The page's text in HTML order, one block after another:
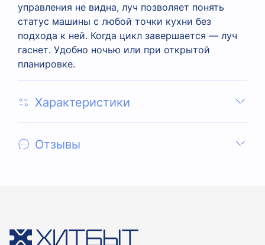
управления не видна, луч позволяет понять
статус машины с любой точки кухни без
подхода к ней. Когда цикл завершается — луч
гаснет. Удобно ночью или при открытой
планировке.
Характеристики
Отзывы